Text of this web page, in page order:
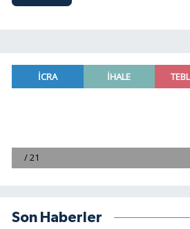
Son Haberler